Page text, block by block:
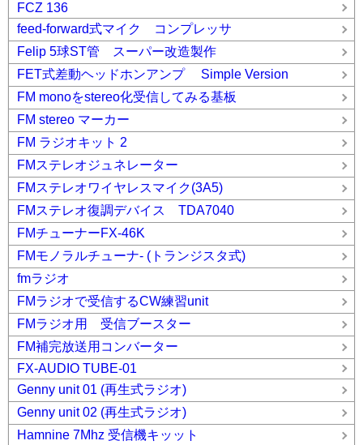
FCZ 136
feed-forward式マイク コンプレッサ
Felip 5球ST管 スーパー改造製作
FET式差動ヘッドホンアンプ Simple Version
FM monoをstereo化受信してみる基板
FM stereo マーカー
FM ラジオキット 2
FMステレオジュネレーター
FMステレオワイヤレスマイク(3A5)
FMステレオ復調デバイス TDA7040
FMチューナーFX-46K
FMモノラルチューナ- (トランジスタ式)
fmラジオ
FMラジオで受信するCW練習unit
FMラジオ用 受信ブースター
FM補完放送用コンバーター
FX-AUDIO TUBE-01
Genny unit 01 (再生式ラジオ)
Genny unit 02 (再生式ラジオ)
Hamnine 7Mhz 受信機キッット